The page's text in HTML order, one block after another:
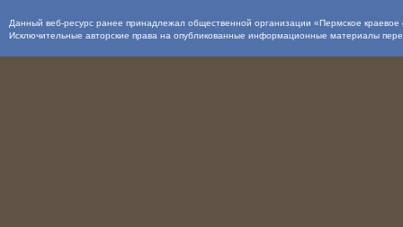
Данный веб-ресурс ранее принадлежал общественной организации «Пермское
Исключительные авторские права на опубликованные информационные материалы